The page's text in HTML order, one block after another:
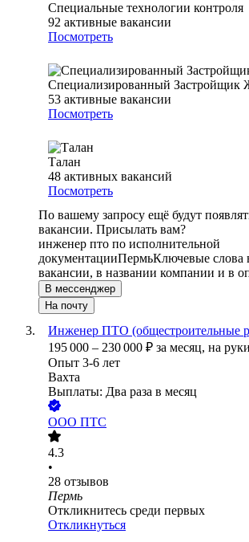
Специальные технологии контроля
92 активные вакансии
Посмотреть
Специализированный Застройщик
53 активные вакансии
Посмотреть
Талан
48 активных вакансий
Посмотреть
По вашему запросу ещё будут
вакансии. Присылать вам?
инженер пто по исполнительной
документацииПермьКлючевые слова
вакансии, в названии компании и в
В мессенджер
На почту
Инженер ПТО (общестроительные
195 000 – 230 000 ₽ за месяц, на руки
Опыт 3-6 лет
Вахта
Выплаты: Два раза в месяц
ООО ПТС
4.3
•
28 отзывов
Пермь
Откликнитесь среди первых
Откликнуться